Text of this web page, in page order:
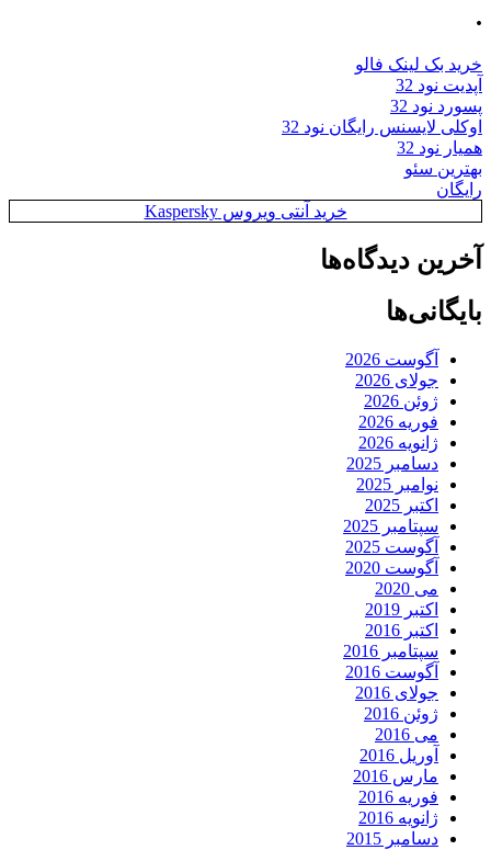
.
خرید بک لینک فالو
آپدیت نود 32
پسورد نود 32
اوکلی لایسنس رایگان نود 32
همیار نود 32
بهترین سئو
رایگان
خرید آنتی ویروس Kaspersky
آخرین دیدگاه‌ها
بایگانی‌ها
آگوست 2026
جولای 2026
ژوئن 2026
فوریه 2026
ژانویه 2026
دسامبر 2025
نوامبر 2025
اکتبر 2025
سپتامبر 2025
آگوست 2025
آگوست 2020
می 2020
اکتبر 2019
اکتبر 2016
سپتامبر 2016
آگوست 2016
جولای 2016
ژوئن 2016
می 2016
آوریل 2016
مارس 2016
فوریه 2016
ژانویه 2016
دسامبر 2015